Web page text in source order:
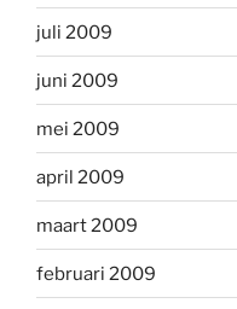
juli 2009
juni 2009
mei 2009
april 2009
maart 2009
februari 2009